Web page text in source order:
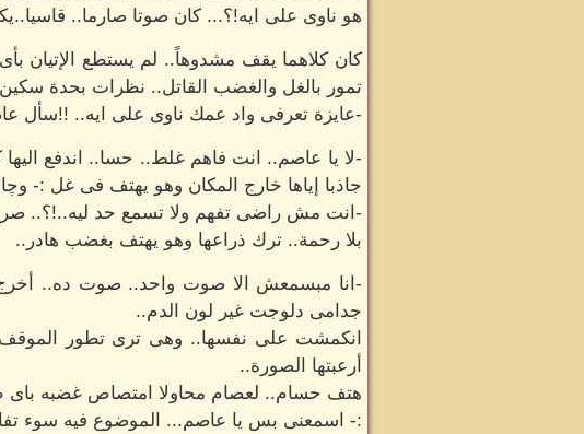
هو ناوى على ايه!؟... كان صوتا صارما..
كان كلاهما يقف مشدوهاً.. لم يستطع الإتيان
تمور بالغل والغضب القاتل.. نظرات بحدة
-عايزة تعرفى واد عمك ناوى على ايه.. !!سأل
-لا يا عاصم.. انت فاهم غلط.. حسا.. اندفع
جاذبا إياها خارج المكان وهو يهتف فى غل :-
-انت مش راضى تفهم ولا تسمع حد ليه..!؟..
بلا رحمة.. ترك ذراعها وهو يهتف بغضب هادر..
-انا مبسمعش الا صوت واحد.. صوت ده..
جدامى دلوجت غير لون الدم..
انكمشت على نفسها.. وهى ترى تطور الموقف
أرعبتها الصورة..
هتف حسام.. لعصام محاولا امتصاص غضبه باى
:- اسمعنى بس يا عاصم... الموضوع فيه سوء